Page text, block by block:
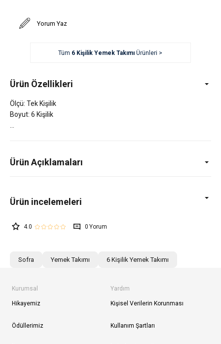
Yorum Yaz
Tüm 6 Kişilik Yemek Takımı Ürünleri >
Ürün Özellikleri
Ölçü: Tek Kişilik
Boyut: 6 Kişilik
Ürün Açıklamaları
4.0 0
Sofra Yemek Takımı 6 Kişilik Yemek Takımı
Kurumsal
Hikayemiz
Ödüllerimiz
Yardım
Kişisel Verilerin Korunması
Kullanım Şartları